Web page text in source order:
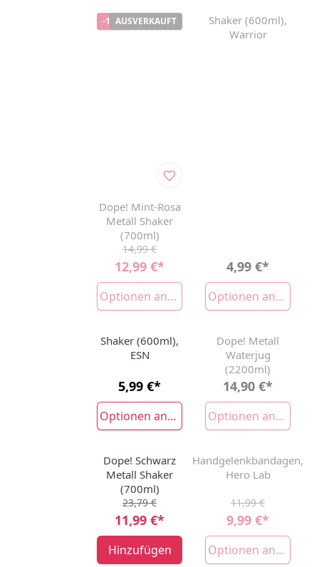
-13%AUSVERKAUFT
Dope! Mint-Rosa
Metall Shaker
(700ml)
12,99 €*
14,99 €
Optionen anzeigen
AUSVERKAUFT
Shaker (600ml),
Warrior
4,99 €*
Optionen anzeigen
Shaker (600ml),
ESN
5,99 €*
Optionen anzeigen
AUSVERKAUFT
Dope! Metall
Waterjug
(2200ml)
14,90 €*
Optionen anzeigen
-50%
Dope! Schwarz
Metall Shaker
(700ml)
11,99 €*
23,79 €
Hinzufügen
-17%AUSVERKAUFT
Handgelenkbandagen,
Hero Lab
9,99 €*
11,99 €
Optionen anzeigen